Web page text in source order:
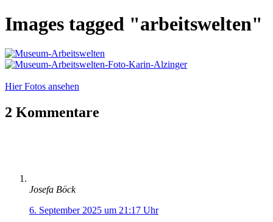
Images tagged "arbeitswelten"
Hier Fotos ansehen
2 Kommentare
Josefa Böck
6. September 2025 um 21:17 Uhr